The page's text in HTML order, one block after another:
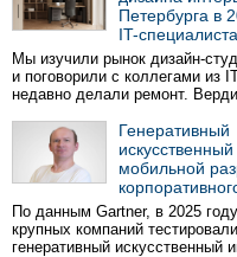
Петербурга в
IT-специалиста
Мы изучили рынок дизайн-
и поговорили с коллегами из
недавно делали ремонт.
Генеративный
мобильной
По данным Gartner, в 2025
крупных компаний тестировали
генеративный искусственный